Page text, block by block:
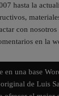
hasta la
con
en la
en una base
de Luis